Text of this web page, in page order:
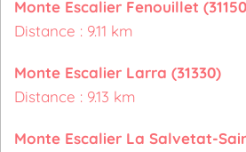
Monte Escalier Fenouillet
Distance : 9.11 km
Monte Escalier Larra (31330)
Distance : 9.13 km
Monte Escalier La Salvetat-